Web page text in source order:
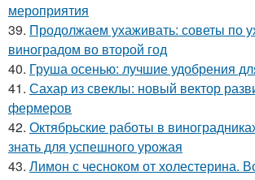
мероприятия
39. Продолжаем ухаживать: советы по
виноградом во второй год
40. Груша осенью: лучшие удобрения
41. Сахар из свеклы: новый вектор
фермеров
42. Октябрьские работы в
знать для успешного урожая
43. Лимон с чесноком от холестерина.